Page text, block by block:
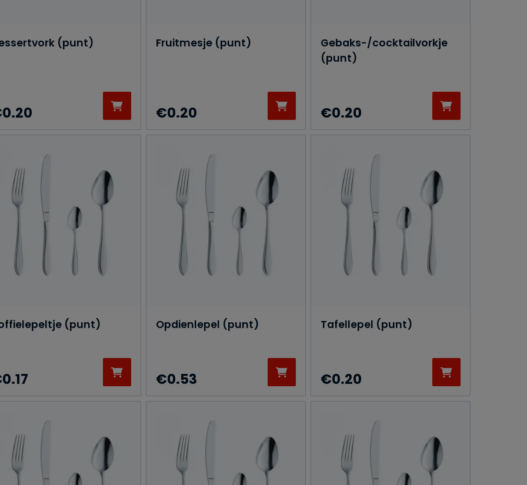
(punt)
0.20
Fruitmesje (punt)
€0.20
Gebaks-/cocktailvorkje
(punt)
€0.20
(punt)
0.17
Opdienlepel (punt)
€0.53
Tafellepel (punt)
€0.20